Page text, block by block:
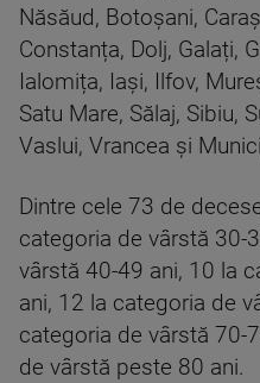
Năsăud, Botoșani,
Constanța, Dolj, Galați,
Ialomița, Iași, Ilfov,
Satu Mare, Sălaj, Sibiu,
Vaslui, Vrancea și
Dintre cele 73 de
categoria de vârstă 30-
vârstă 40-49 ani, 10 la
ani, 12 la categoria de
categoria de vârstă 70-
de vârstă peste 80 ani.